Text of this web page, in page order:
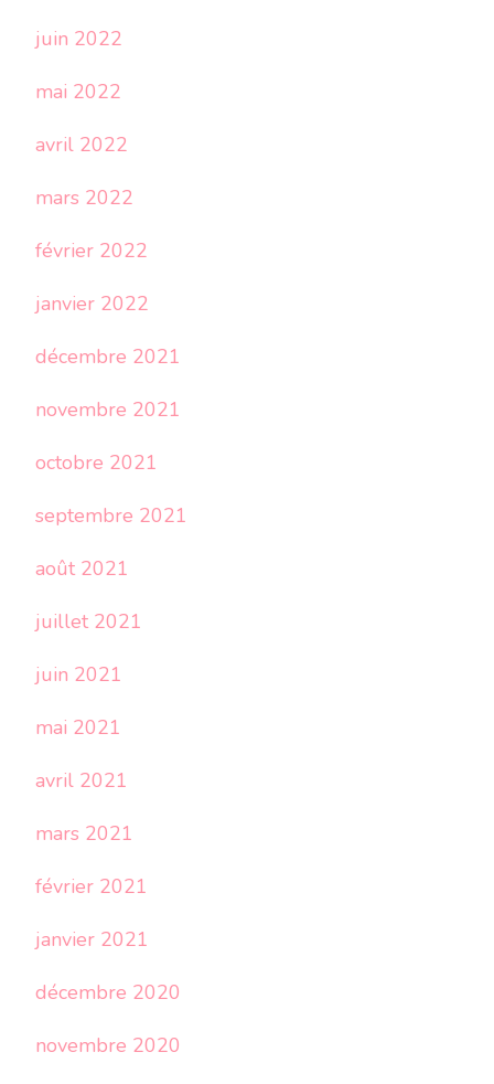
juin 2022
mai 2022
avril 2022
mars 2022
février 2022
janvier 2022
décembre 2021
novembre 2021
octobre 2021
septembre 2021
août 2021
juillet 2021
juin 2021
mai 2021
avril 2021
mars 2021
février 2021
janvier 2021
décembre 2020
novembre 2020